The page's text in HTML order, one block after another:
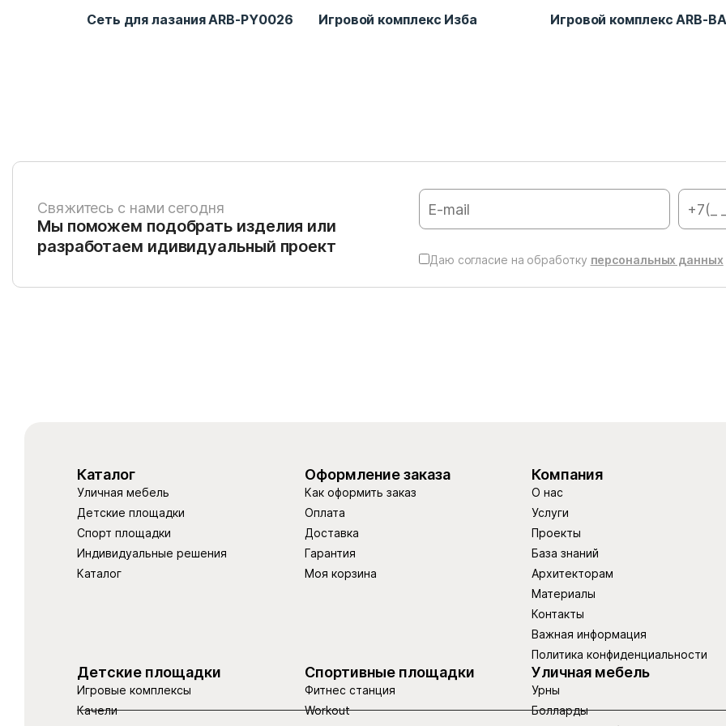
Сеть для лазания ARB-PY0026 Игровой комплекс Изба Игровой комплекс ARB-
Свяжитесь с нами сегодня
Мы поможем подобрать изделия или
разработаем идивидуальный проект
Даю согласие на обработку персональных данных
Каталог
Уличная мебель
Детские площадки
Спорт площадки
Индивидуальные решения
Каталог
Оформление заказа
Как оформить заказ
Оплата
Доставка
Гарантия
Моя корзина
Компания
О нас
Услуги
Проекты
База знаний
Архитекторам
Материалы
Контакты
Важная информация
Политика конфиденциальности
Детские площадки
Игровые комплексы
Качели
Спортивные площадки
Фитнес станция
Workout
Уличная мебель
Урны
Болларды